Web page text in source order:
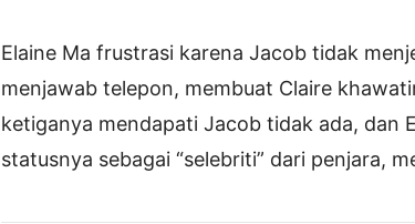
Elaine Ma frustrasi karena Jacob tidak
menjawab telepon, membuat Claire
ketiganya mendapati Jacob tidak ada, dan
statusnya sebagai “selebriti” dari penjara,